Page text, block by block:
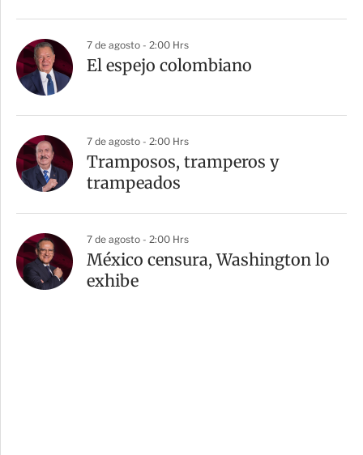
7 de agosto - 2:00 Hrs
El espejo colombiano
7 de agosto - 2:00 Hrs
Tramposos, tramperos y
trampeados
7 de agosto - 2:00 Hrs
México censura, Washington lo
exhibe